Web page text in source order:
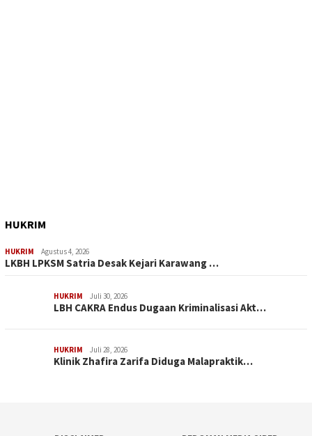
HUKRIM
HUKRIM Agustus 4, 2026
LKBH LPKSM Satria Desak Kejari Karawang …
HUKRIM Juli 30, 2026
LBH CAKRA Endus Dugaan Kriminalisasi Akt…
HUKRIM Juli 28, 2026
Klinik Zhafira Zarifa Diduga Malapraktik…